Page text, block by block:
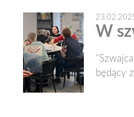
W
będący